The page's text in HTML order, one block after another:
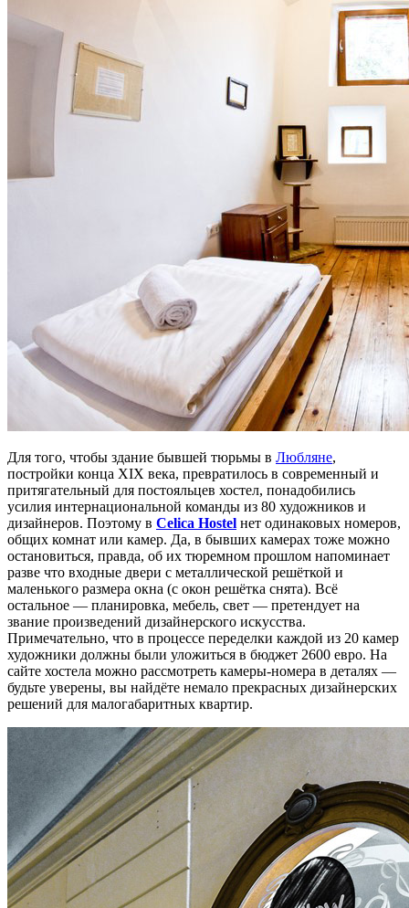
Для того, чтобы здание бывшей тюрьмы в Любляне,
постройки конца ХIХ века, превратилось в современный и
притягательный для постояльцев хостел, понадобились
усилия интернациональной команды из 80 художников и
дизайнеров. Поэтому в Celica Hostel нет одинаковых номеров,
общих комнат или камер. Да, в бывших камерах тоже можно
остановиться, правда, об их тюремном прошлом напоминает
разве что входные двери с металлической решёткой и
маленького размера окна (с окон решётка снята). Всё
остальное — планировка, мебель, свет — претендует на
звание произведений дизайнерского искусства.
Примечательно, что в процессе переделки каждой из 20 камер
художники должны были уложиться в бюджет 2600 евро. На
сайте хостела можно рассмотреть камеры-номера в деталях —
будьте уверены, вы найдёте немало прекрасных дизайнерских
решений для малогабаритных квартир.